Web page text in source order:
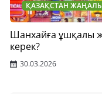
ҚАЗАҚСТАН
Шанхайға ұшқалы
керек?
30.03.2026